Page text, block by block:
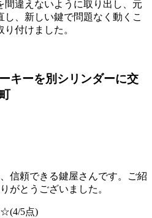
間違えないように取り出し、元
、新しい鍵で問題なく動くこ
付けました。
キーを別シリンダーに交
信頼できる鍵屋さんです。ご紹
がとうございました。
(4/5点)